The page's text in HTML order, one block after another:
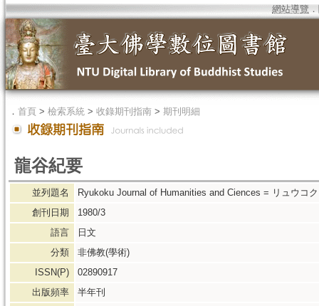
網站導覽 ．
． 首頁 > 檢索系統 > 收錄期刊指南 > 期刊明細
龍谷紀要
並列題名
Ryukoku Journal of Humanities and Ciences = リュウコ
創刊日期
1980/3
語言
日文
分類
非佛教(學術)
ISSN(P)
02890917
出版頻率
半年刊